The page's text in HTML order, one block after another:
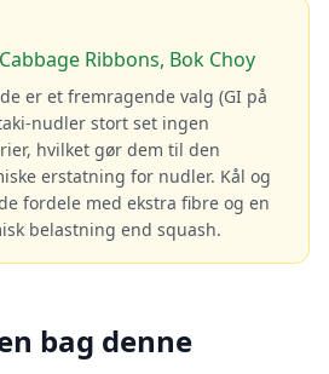
Ribbons, Bok Choy
er et fremragende valg (GI på
nudler stort set ingen
hvilket gør dem til den
erstatning for nudler. Kål og
fordele med ekstra fibre og en
belastning end squash.
bag denne